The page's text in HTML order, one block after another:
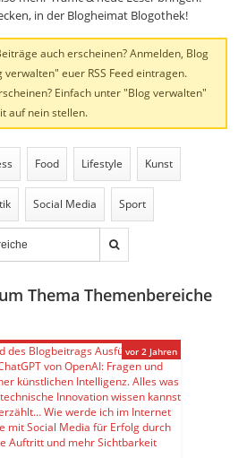
in der Blogheimat Blogothek!
auch erscheinen? Anmelden, Blog
euer RSS Feed eintragen.
Einfach unter "Blog verwalten"
auf nein stellen.
Food Lifestyle Kunst
Social Media Sport
Thema Themenbereiche
vor 2 Jahren